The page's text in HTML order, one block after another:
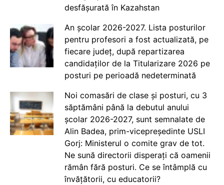
desfășurată în Kazahstan
An școlar 2026-2027. Lista posturilor
pentru profesori a fost actualizată, pe
fiecare județ, după repartizarea
candidaților de la Titularizare 2026 pe
posturi pe perioadă nedeterminată
Noi comasări de clase și posturi, cu 3
săptămâni până la debutul anului
școlar 2026-2027, sunt semnalate de
Alin Badea, prim-vicepreședinte USLI
Gorj: Ministerul o comite grav de tot.
Ne sună directorii disperați că oamenii
rămân fără posturi. Ce se întâmplă cu
învățătorii, cu educatorii?